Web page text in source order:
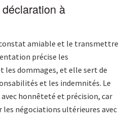
à
amiable et le transmettre
précise les
les dommages, et elle sert de
et les indemnités. Le
honnêteté et précision, car
négociations ultérieures avec